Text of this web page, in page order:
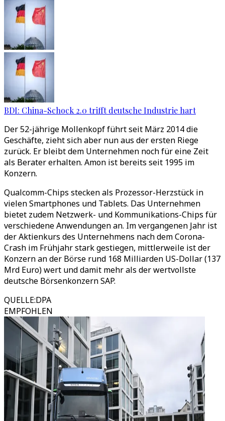
BDI: China-Schock 2.0 trifft deutsche Industrie hart
Der 52-jährige Mollenkopf führt seit März 2014 die
Geschäfte, zieht sich aber nun aus der ersten Riege
zurück. Er bleibt dem Unternehmen noch für eine Zeit
als Berater erhalten. Amon ist bereits seit 1995 im
Konzern.
Qualcomm-Chips stecken als Prozessor-Herzstück in
vielen Smartphones und Tablets. Das Unternehmen
bietet zudem Netzwerk- und Kommunikations-Chips für
verschiedene Anwendungen an. Im vergangenen Jahr ist
der Aktienkurs des Unternehmens nach dem Corona-
Crash im Frühjahr stark gestiegen, mittlerweile ist der
Konzern an der Börse rund 168 Milliarden US-Dollar (137
Mrd Euro) wert und damit mehr als der wertvollste
deutsche Börsenkonzern SAP.
QUELLE:DPA
EMPFOHLEN